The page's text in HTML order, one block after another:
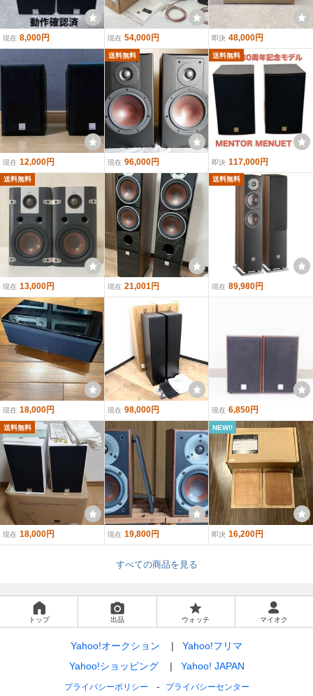
現在 8,000円 現在 54,000円 即決 48,000円
現在 12,000円
送料無料
現在 96,000円
送料無料
即決 117,000円
送料無料
現在 13,000円 現在 21,001円
送料無料
現在 89,980円
現在 18,000円 現在 98,000円 現在 6,850円
送料無料
現在 18,000円 現在 19,800円
NEW!!
即決 16,200円
すべての商品を見る
トップ 出品 ウォッチ マイオク
Yahoo!オークション
Yahoo!フリマ
Yahoo!ショッピング
Yahoo! JAPAN
プライバシーポリシー プライバシーセンター